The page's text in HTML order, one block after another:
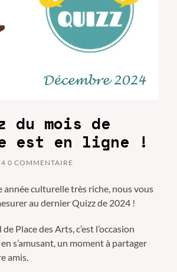
du mois de
est en ligne !
0 COMMENTAIRE
année culturelle très riche, nous vous
au dernier Quizz de 2024 !
Place des Arts, c’est l’occasion
s’amusant, un moment à partager
amis.